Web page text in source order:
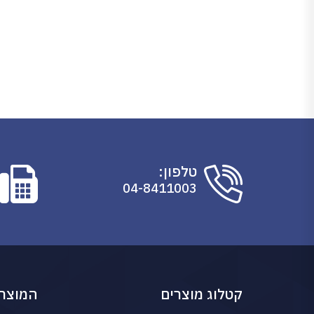
טלפון:
04-8411003
קטלוג מוצרים